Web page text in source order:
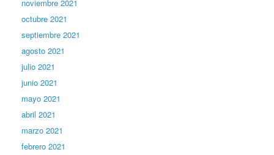
noviembre 2021
octubre 2021
septiembre 2021
agosto 2021
julio 2021
junio 2021
mayo 2021
abril 2021
marzo 2021
febrero 2021